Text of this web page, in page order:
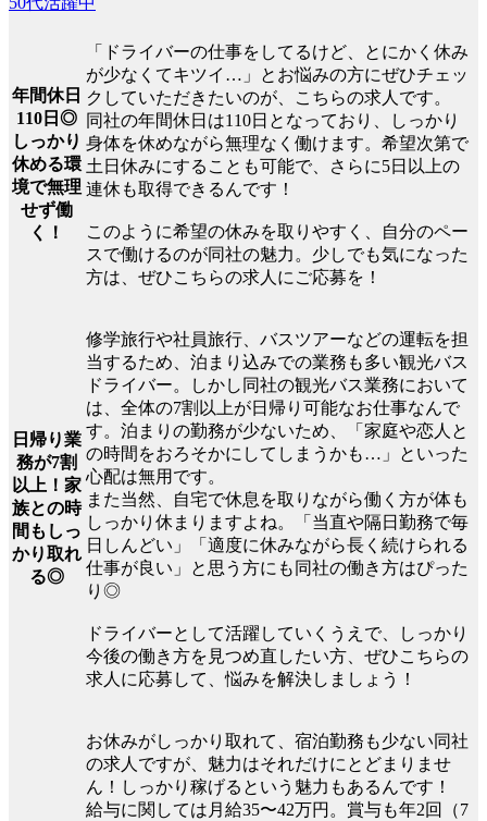
年間休日
110日◎
しっかり
休める環
境で無理
せず働
く！
「ドライバーの仕事をしてるけど、とにかく休み
が少なくてキツイ…」とお悩みの方にぜひチェッ
クしていただきたいのが、こちらの求人です。
同社の年間休日は110日となっており、しっかり
身体を休めながら無理なく働けます。希望次第で
土日休みにすることも可能で、さらに5日以上の
連休も取得できるんです！
このように希望の休みを取りやすく、自分のペー
スで働けるのが同社の魅力。少しでも気になった
方は、ぜひこちらの求人にご応募を！
日帰り業
務が7割
以上！家
族との時
間もしっ
かり取れ
る◎
修学旅行や社員旅行、バスツアーなどの運転を担
当するため、泊まり込みでの業務も多い観光バス
ドライバー。しかし同社の観光バス業務において
は、全体の7割以上が日帰り可能なお仕事なんで
す。泊まりの勤務が少ないため、「家庭や恋人と
の時間をおろそかにしてしまうかも…」といった
心配は無用です。
また当然、自宅で休息を取りながら働く方が体も
しっかり休まりますよね。「当直や隔日勤務で毎
日しんどい」「適度に休みながら長く続けられる
仕事が良い」と思う方にも同社の働き方はぴった
り◎
ドライバーとして活躍していくうえで、しっかり
今後の働き方を見つめ直したい方、ぜひこちらの
求人に応募して、悩みを解決しましょう！
お休みがしっかり取れて、宿泊勤務も少ない同社
の求人ですが、魅力はそれだけにとどまりませ
ん！しっかり稼げるという魅力もあるんです！
給与に関しては月給35〜42万円。賞与も年2回（7